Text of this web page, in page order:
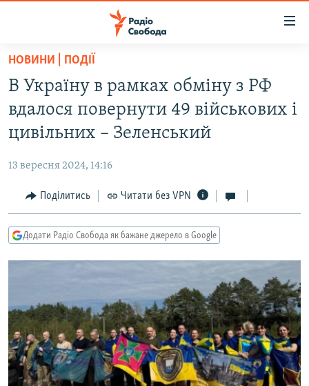
Перейти
основного
матеріалу
Перейти
до
основної
навігації
Перейти
до
пошуку
ВСЕ ЗА ДОБУ
СТАТТІ
ЕКОНОМІКА
СУСПІЛЬСТВО
РОСІЙСЬКА «ФІЛЬТРАЦІЯ»
ДОНБАС.РЕАЛІЇ
ТИ ЯК?
КИТАЙ.ВИКЛИКИ
МУЛЬТИМЕДІА
ФОТО
СПЕЦПРОЄКТИ
НОВИНИ | ПОДІЇ
В Україну в рамках обміну з РФ
вдалося повернути 49 військових і
цивільних – Зеленський
13 вересня 2024, 14:16
Поділитись Читати без VPN
Додати Радіо Свобода як бажане джерело в Google